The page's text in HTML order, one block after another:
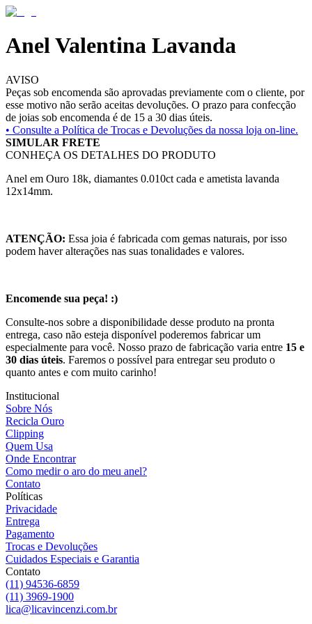
Anel Valentina Lavanda
AVISO
Peças sob encomenda são aprovadas previamente com o cliente, por
esse motivo não serão aceitas devoluções. O prazo para confecção
de joias sob encomenda é de 15 a 30 dias úteis.
• Consulte a Política de Trocas e Devoluções da nossa loja on-line.
SIMULAR FRETE
CONHEÇA OS DETALHES DO PRODUTO
Anel em Ouro 18k, diamantes 0.010ct cada e ametista lavanda
12x14mm.
ATENÇÃO: Essa joia é fabricada com gemas naturais, por isso
podem haver alterações nas suas tonalidades e valores.
Encomende sua peça! :)
Consulte-nos sobre a disponibilidade desse produto na pronta
entrega, caso não esteja disponível poderemos fabricar um
especialmente para você. Nosso prazo de fabricação varia entre 15 e
30 dias úteis. Faremos o possível para entregar seu produto o
quanto antes e com muito carinho!
Institucional
Sobre Nós
Recicla Ouro
Clipping
Quem Usa
Onde Encontrar
Como medir o aro do meu anel?
Contato
Políticas
Privacidade
Entrega
Pagamento
Trocas e Devoluções
Cuidados Especiais e Garantia
Contato
(11) 94536-6859
(11) 3969-1900
lica@licavincenzi.com.br